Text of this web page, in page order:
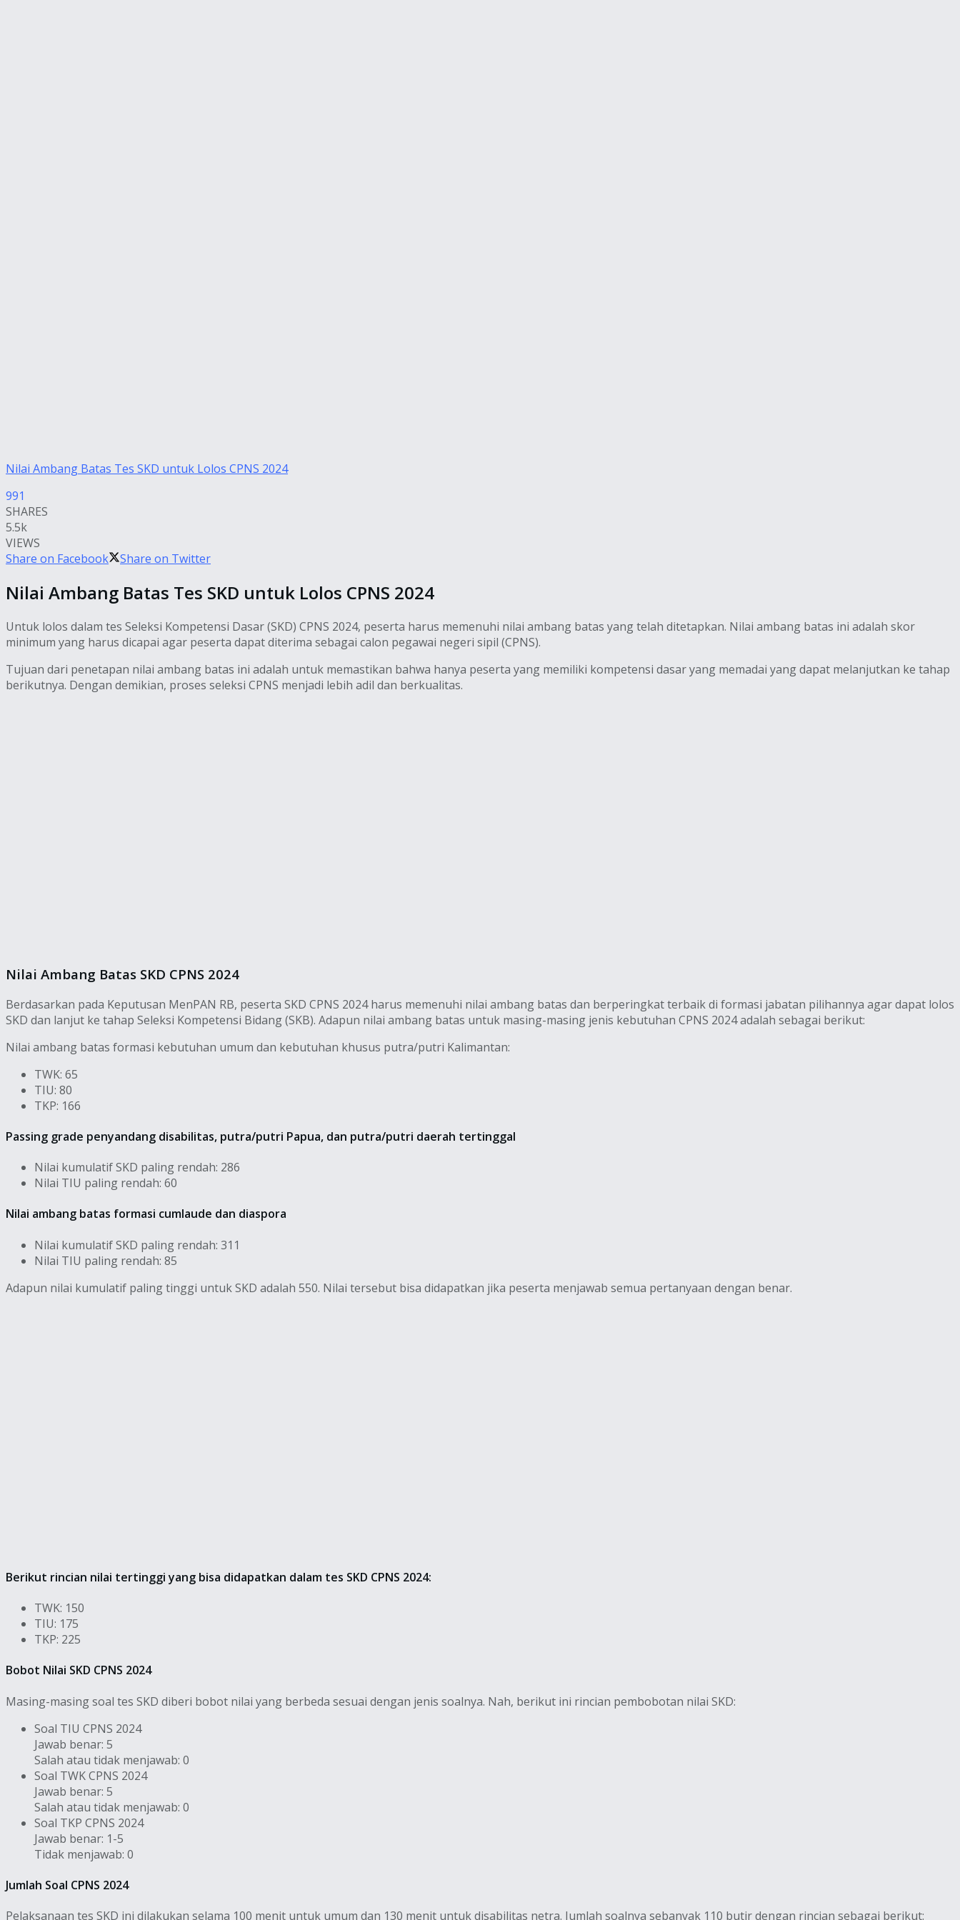
Nilai Ambang Batas Tes SKD untuk Lolos CPNS 2024
991
SHARES
5.5k
VIEWS
Share on Facebook
Share on Twitter
Nilai Ambang Batas Tes SKD untuk Lolos CPNS 2024
Untuk lolos dalam tes Seleksi Kompetensi Dasar (SKD) CPNS 2024, peserta harus memenuhi nilai ambang batas yang telah ditetapkan. Nilai ambang batas ini adalah skor
minimum yang harus dicapai agar peserta dapat diterima sebagai calon pegawai negeri sipil (CPNS).
Tujuan dari penetapan nilai ambang batas ini adalah untuk memastikan bahwa hanya peserta yang memiliki kompetensi dasar yang memadai yang dapat melanjutkan ke tahap
berikutnya. Dengan demikian, proses seleksi CPNS menjadi lebih adil dan berkualitas.
Nilai Ambang Batas SKD CPNS 2024
Berdasarkan pada Keputusan MenPAN RB, peserta SKD CPNS 2024 harus memenuhi nilai ambang batas dan berperingkat terbaik di formasi jabatan pilihannya agar dapat lolos
SKD dan lanjut ke tahap Seleksi Kompetensi Bidang (SKB). Adapun nilai ambang batas untuk masing-masing jenis kebutuhan CPNS 2024 adalah sebagai berikut:
Nilai ambang batas formasi kebutuhan umum dan kebutuhan khusus putra/putri Kalimantan:
TWK: 65
TIU: 80
TKP: 166
Passing grade penyandang disabilitas, putra/putri Papua, dan putra/putri daerah tertinggal
Nilai kumulatif SKD paling rendah: 286
Nilai TIU paling rendah: 60
Nilai ambang batas formasi cumlaude dan diaspora
Nilai kumulatif SKD paling rendah: 311
Nilai TIU paling rendah: 85
Adapun nilai kumulatif paling tinggi untuk SKD adalah 550. Nilai tersebut bisa didapatkan jika peserta menjawab semua pertanyaan dengan benar.
Berikut rincian nilai tertinggi yang bisa didapatkan dalam tes SKD CPNS 2024:
TWK: 150
TIU: 175
TKP: 225
Bobot Nilai SKD CPNS 2024
Masing-masing soal tes SKD diberi bobot nilai yang berbeda sesuai dengan jenis soalnya. Nah, berikut ini rincian pembobotan nilai SKD:
Soal TIU CPNS 2024
Jawab benar: 5
Salah atau tidak menjawab: 0
Soal TWK CPNS 2024
Jawab benar: 5
Salah atau tidak menjawab: 0
Soal TKP CPNS 2024
Jawab benar: 1-5
Tidak menjawab: 0
Jumlah Soal CPNS 2024
Pelaksanaan tes SKD ini dilakukan selama 100 menit untuk umum dan 130 menit untuk disabilitas netra. Jumlah soalnya sebanyak 110 butir dengan rincian sebagai berikut: